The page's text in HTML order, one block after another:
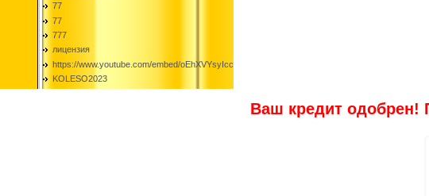
77
77
777
лицензия
https://www.youtube.com/embed/oEhXVYsyIcc
KOLESO2023
Ваш кредит одобрен!